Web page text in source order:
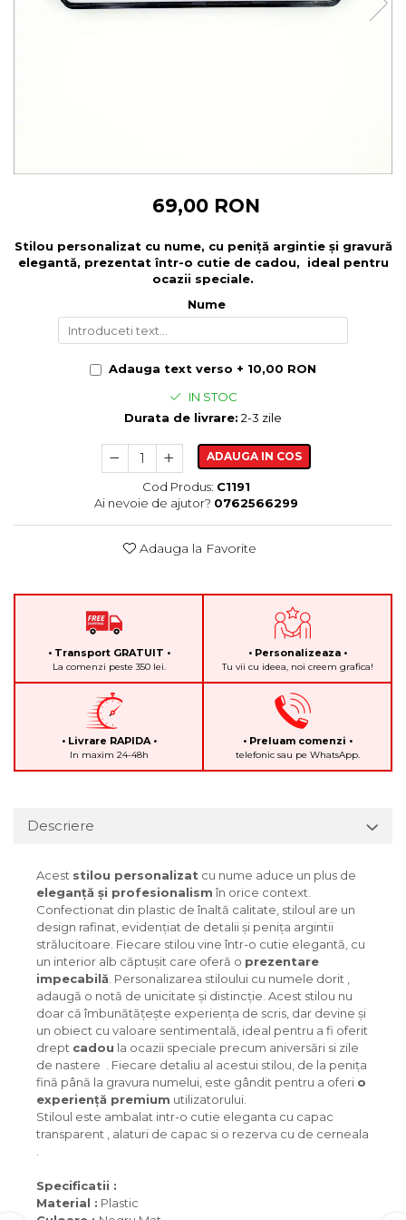
Body bebelusi personalizate
Sorturi Personalizate
69,00 RON
Stilou personalizat cu nume, cu peniță argintie și gravură
elegantă, prezentat într-o cutie de cadou, ideal pentru
ocazii speciale.
Nume
Adauga text verso + 10,00 RON
IN STOC
Durata de livrare: 2-3 zile
ADAUGA IN COS
Cod Produs: C1191
Ai nevoie de ajutor? 0762566299
Adauga la Favorite
• Transport GRATUIT •
La comenzi peste 350 lei.
• Personalizeaza •
Tu vii cu ideea, noi creem grafica!
• Livrare RAPIDA •
In maxim 24-48h
• Preluam comenzi •
telefonic sau pe WhatsApp.
Descriere
Acest stilou personalizat cu nume aduce un plus de
eleganță și profesionalism în orice context.
Confectionat din plastic de înaltă calitate, stiloul are un
design rafinat, evidențiat de detalii și penița argintii
strălucitoare. Fiecare stilou vine într-o cutie elegantă, cu
un interior alb căptușit care oferă o prezentare
impecabilă . Personalizarea stiloului cu numele dorit ,
adaugă o notă de unicitate și distincție. Acest stilou nu
doar că îmbunătățește experiența de scris, dar devine și
un obiect cu valoare sentimentală, ideal pentru a fi oferit
drept cadou la ocazii speciale precum aniversări si zile
de nastere . Fiecare detaliu al acestui stilou, de la penița
fină până la gravura numelui, este gândit pentru a oferi o
experiență premium utilizatorului.
Stiloul este ambalat intr-o cutie eleganta cu capac
transparent , alaturi de capac si o rezerva cu de cerneala
Specificatii :
Material : Plastic